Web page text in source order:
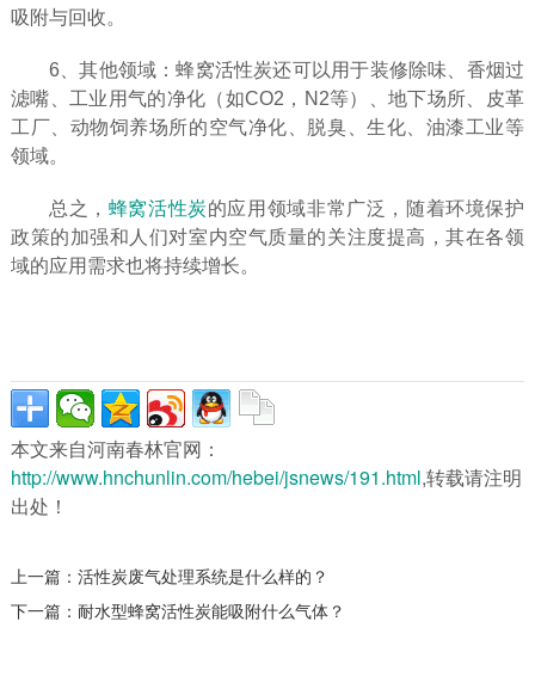
吸附与回收。
6、其他领域：蜂窝活性炭还可以用于装修除味、香烟过
滤嘴、工业用气的净化（如CO2，N2等）、地下场所、皮革
工厂、动物饲养场所的空气净化、脱臭、生化、油漆工业等
领域。
总之， 蜂窝活性炭的应用领域非常广泛，随着环境保护
政策的加强和人们对室内空气质量的关注度提高，其在各领
域的应用需求也将持续增长。
本文来自河南春林官网：
http://www.hnchunlin.com/hebei/jsnews/191.html,转载请注明
出处！
上一篇： 活性炭废气处理系统是什么样的？
下一篇： 耐水型蜂窝活性炭能吸附什么气体？